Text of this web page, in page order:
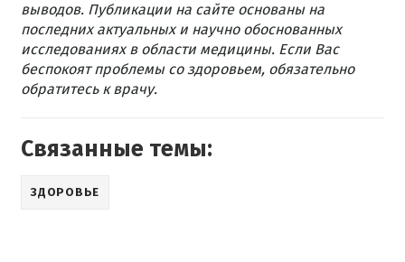
выводов. Публикации на сайте основаны на
последних актуальных и научно обоснованных
исследованиях в области медицины. Если Вас
беспокоят проблемы со здоровьем, обязательно
обратитесь к врачу.
Связанные темы:
ЗДОРОВЬЕ